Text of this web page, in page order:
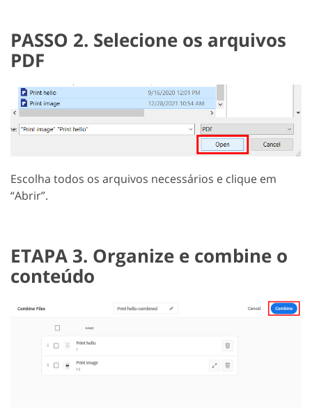
PASSO 2. Selecione os arquivos
PDF
Escolha todos os arquivos necessários e clique em
“Abrir”.
ETAPA 3. Organize e combine o
conteúdo